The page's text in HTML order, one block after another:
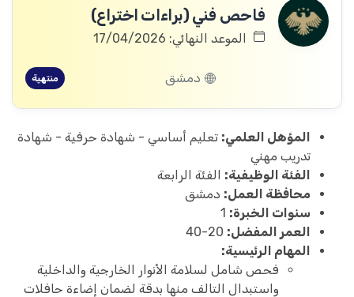
فاحص فني (براءات اختراع)
الموعد النهائي: 17/04/2026
دمشق منتهية
المؤهل العلمي: تعليم أساسي - شهادة حرفية - شهادة
تدريب مهني
الفئة الوظيفية: الفئة الرابعة
محافظة العمل: دمشق
سنوات الخبرة:
العمر المفضل:
المهام الرئيسية:
فحص شامل لسلامة الأنوار الخارجية والداخلية
واستبدال التالف منها بدقة لضمان إضاءة حافلات